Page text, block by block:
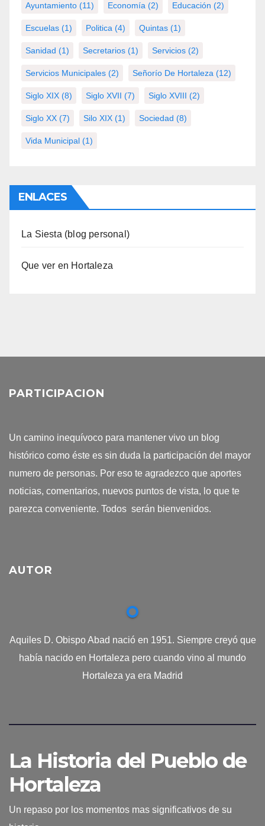
Ayuntamiento (11) Economía (2) Educación (2)
Escuelas (1) Politica (4) Quintas (1)
Sanidad (1) Secretarios (1) Servicios (2)
Servicios Municipales (2) Señorío De Hortaleza (12)
Siglo XIX (8) Siglo XVII (7) Siglo XVIII (2)
Siglo XX (7) Silo XIX (1) Sociedad (8)
Vida Municipal (1)
ENLACES
La Siesta (blog personal)
Que ver en Hortaleza
PARTICIPACION
Un camino inequívoco para mantener vivo un blog
histórico como éste es sin duda la participación del mayor
numero de personas. Por eso te agradezco que aportes
noticias, comentarios, nuevos puntos de vista, lo que te
parezca conveniente. Todos serán bienvenidos.
AUTOR
Aquiles D. Obispo Abad nació en 1951. Siempre creyó que
había nacido en Hortaleza pero cuando vino al mundo
Hortaleza ya era Madrid
La Historia del Pueblo de
Hortaleza
Un repaso por los momentos mas significativos de su